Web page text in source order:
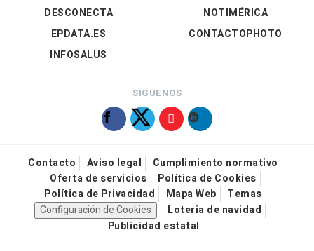
DESCONECTA
EPDATA.ES
INFOSALUS
NOTIMÉRICA
CONTACTOPHOTO
SÍGUENOS
Contacto Aviso legal
Cumplimiento normativo
Oferta de servicios
Política de Cookies
Política de Privacidad
Mapa Web
Temas
Configuración de Cookies
Loteria de navidad
Publicidad estatal